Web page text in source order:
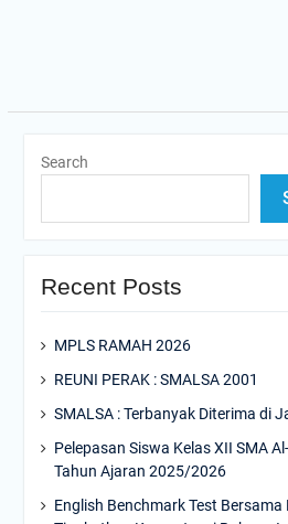
Search
Recent Posts
MPLS RAMAH 2026
REUNI PERAK : SMALSA 2001
SMALSA : Terbanyak Diterima di
Pelepasan Siswa Kelas XII SMA
Tahun Ajaran 2025/2026
English Benchmark Test